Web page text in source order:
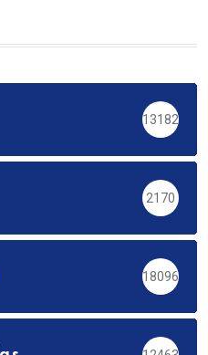
13182
2170
18096